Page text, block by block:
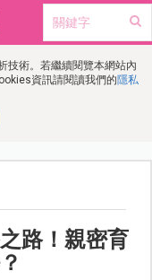
技術。若繼續閱覽本網站內
資訊請閱讀我們的隱私
路！親密育